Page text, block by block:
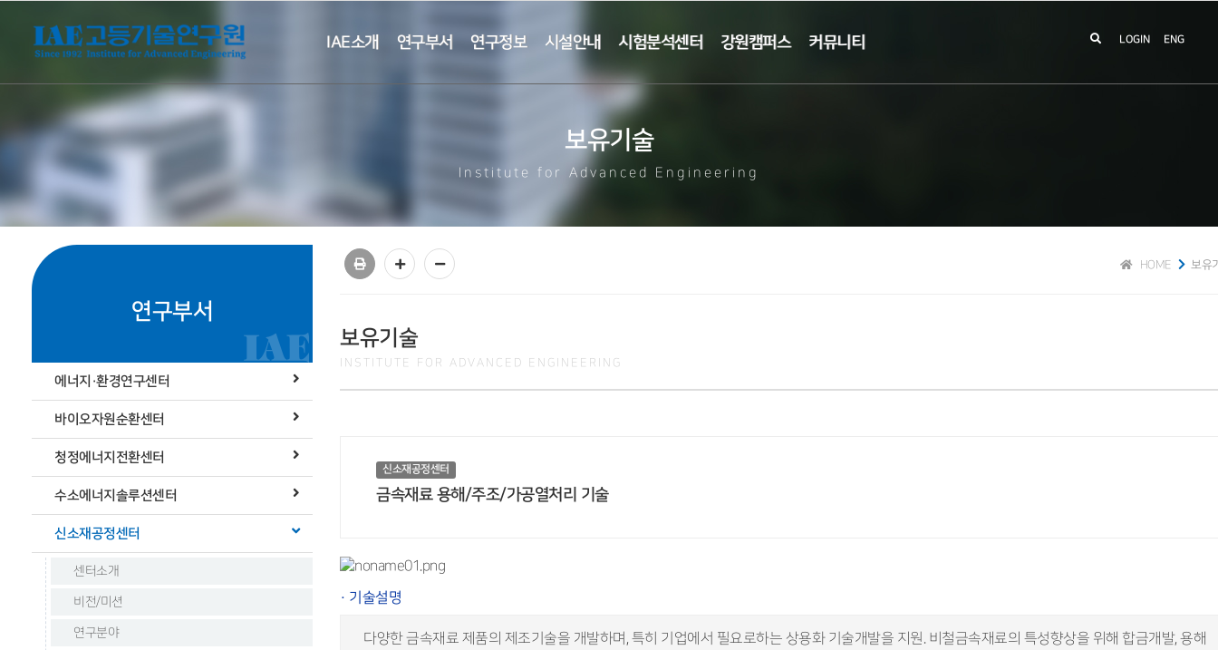
IAE소개 연구부서 연구정보 시설안내 시험분석센터 강원캠퍼스 커뮤니티 LOGIN ENG
보유기술
Institute for Advanced Engineering
연구부서
에너지·환경연구센터
바이오자원순환센터
청정에너지전환센터
수소에너지솔루션센터
신소재공정센터
센터소개
비전/미션
연구분야
보유
HOME
보유기술
INSTITUTE FOR ADVANCED ENGINEERING
신소재공정센터
금속재료 용해/주조/가공열처리 기술
· 기술설명
다양한 금속재료 제품의 제조기술을 개발하며, 특히 기업에서 필요로하는 상용화 기술개발을 지원. 비철금속재료의 특성향상을 위해 합금개발, 용해